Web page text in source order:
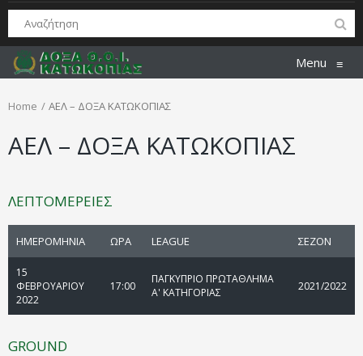
Menu ≡
Home ΑΕΛ – ΔΟΞΑ ΚΑΤΩΚΟΠΙΑΣ
ΑΕΛ – ΔΟΞΑ ΚΑΤΩΚΟΠΙΑΣ
ΛΕΠΤΟΜΕΡΕΙΕΣ
ΗΜΕΡΟΜΗΝΙΑ ΩΡΑ LEAGUE ΣΕΖΟΝ
15
ΦΕΒΡΟΥΑΡΙΟΥ
2022
17:00
ΠΑΓΚΥΠΡΙΟ ΠΡΩΤΑΘΛΗΜΑ
Α' ΚΑΤΗΓΟΡΙΑΣ
2021/2022
GROUND